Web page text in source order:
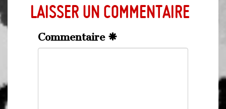
Laisser un commentaire
Commentaire